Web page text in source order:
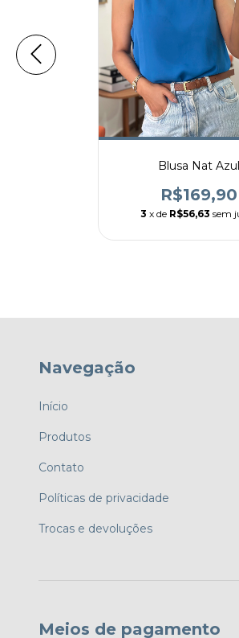
Blusa Nat Azul
R$169,90
3 x de R$56,63 sem
Navegação
Início
Produtos
Contato
Políticas de privacidade
Trocas e devoluções
Meios de pagamento